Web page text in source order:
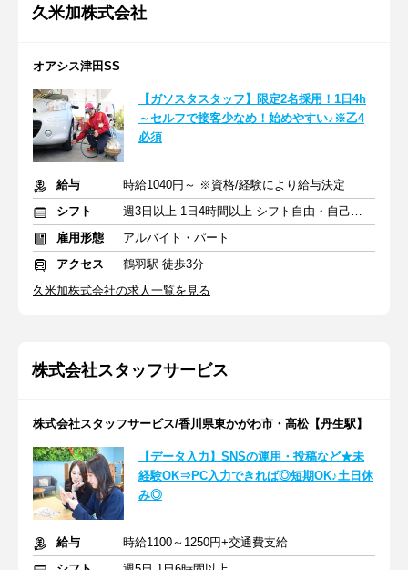
久米加株式会社
オアシス津田SS
【ガソスタスタッフ】限定2名採用！1日4h
～セルフで接客少なめ！始めやすい♪※乙4
必須
給与
時給1040円～ ※資格/経験により給与決定
シフト
週3日以上 1日4時間以上 シフト自由・自己申告
雇用形態
アルバイト・パート
アクセス
鶴羽駅 徒歩3分
久米加株式会社の求人一覧を見る
株式会社スタッフサービス
株式会社スタッフサービス/香川県東かがわ市・高松【丹生駅】
【データ入力】SNSの運用・投稿など★未
経験OK⇒PC入力できれば◎短期OK♪土日休
み◎
給与
時給1100～1250円+交通費支給